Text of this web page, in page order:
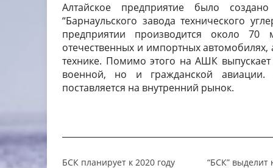
Алтайское предприятие было
“Барнаульского завода технического
предприятии производится около
отечественных и импортных автомобилях,
технике. Помимо этого на АШК
военной, но и гражданской авиации.
поставляется на внутренний рынок.
БСК планирует к 2020 году
“БСК” выделит